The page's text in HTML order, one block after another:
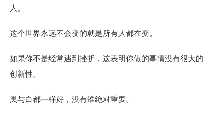
人。
这个世界永远不会变的就是所有人都在变。
如果你不是经常遇到挫折，这表明你做的事情没有很大的
创新性。
黑与白都一样好，没有谁绝对重要。